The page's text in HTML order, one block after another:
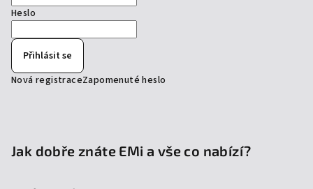
Heslo
Přihlásit se
Nová registraceZapomenuté heslo
Jak dobře znáte EMi a vše co nabízí?